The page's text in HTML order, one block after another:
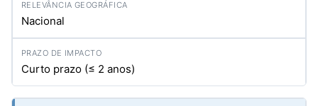
Nacional
Curto prazo (≤ 2 anos)